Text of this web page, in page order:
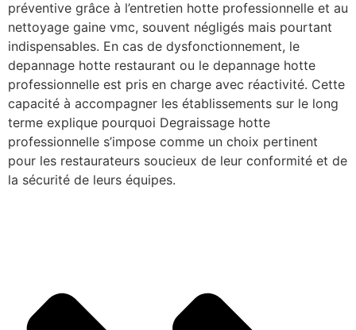
préventive grâce à l’entretien hotte professionnelle et au
nettoyage gaine vmc, souvent négligés mais pourtant
indispensables. En cas de dysfonctionnement, le
depannage hotte restaurant ou le depannage hotte
professionnelle est pris en charge avec réactivité. Cette
capacité à accompagner les établissements sur le long
terme explique pourquoi Degraissage hotte
professionnelle s’impose comme un choix pertinent
pour les restaurateurs soucieux de leur conformité et de
la sécurité de leurs équipes.